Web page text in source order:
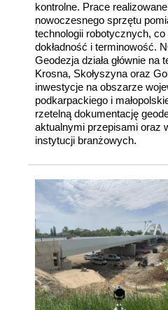
kontrolne. Prace
nowoczesnego sprzętu
technologii robotycznych,
dokładność i terminowość.
Geodezja działa głównie na
Krosna, Skołyszyna oraz
inwestycje na obszarze
podkarpackiego i
rzetelną dokumentację
aktualnymi przepisami oraz
instytucji branżowych.